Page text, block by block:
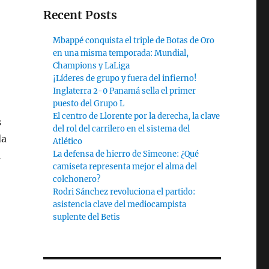
Recent Posts
Mbappé conquista el triple de Botas de Oro
en una misma temporada: Mundial,
Champions y LaLiga
¡Líderes de grupo y fuera del infierno!
Inglaterra 2-0 Panamá sella el primer
puesto del Grupo L
El centro de Llorente por la derecha, la clave
del rol del carrilero en el sistema del
Atlético
La defensa de hierro de Simeone: ¿Qué
camiseta representa mejor el alma del
colchonero?
Rodri Sánchez revoluciona el partido:
asistencia clave del mediocampista
suplente del Betis